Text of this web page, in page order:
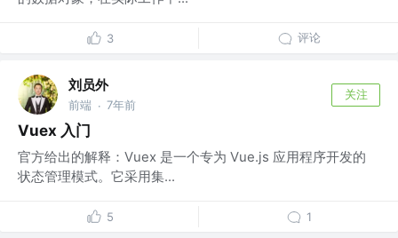
3 评论
刘员外
前端 · 7年前
关注
Vuex 入门
官方给出的解释：Vuex 是一个专为 Vue.js 应用程序开发的
状态管理模式。它采用集...
5 1